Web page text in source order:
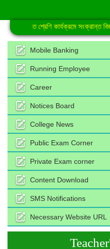
নিয়মিত শ্রেণি কার্যক্রমে সংক্রান্ত
Mobile Banking
Running Employee
Career
Notices Board
College News
Public Exam Corner
Private Exam corner
Content Download
SMS Notifications
Necessary Website URL